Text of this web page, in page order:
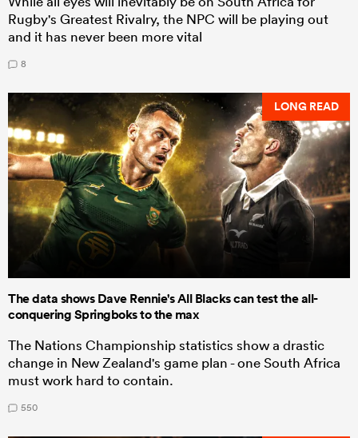
Rugby's Greatest Rivalry, the NPC will be playing out
and it has never been more vital
8
LONG READ
The data shows Dave Rennie's All Blacks can test the all-
conquering Springboks to the max
The Nations Championship statistics show a drastic
change in New Zealand's game plan - one South Africa
must work hard to contain.
550